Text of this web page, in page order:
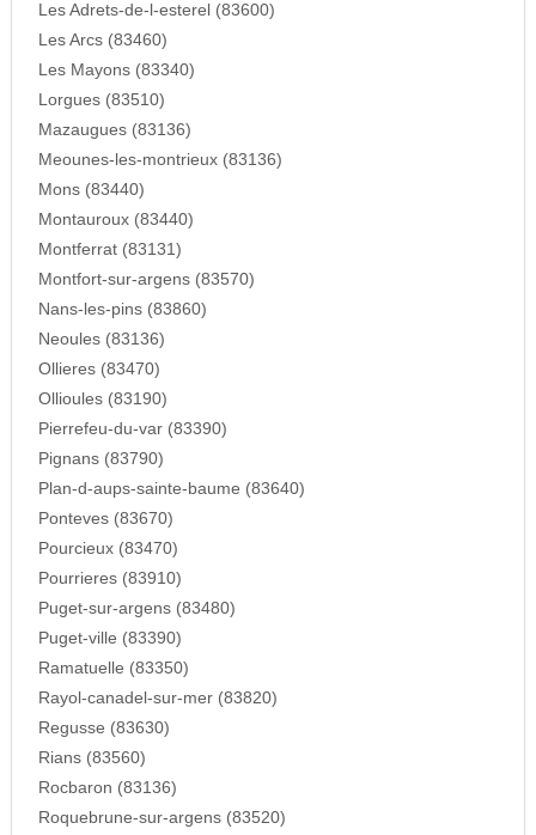
Les Adrets-de-l-esterel (83600)
Les Arcs (83460)
Les Mayons (83340)
Lorgues (83510)
Mazaugues (83136)
Meounes-les-montrieux (83136)
Mons (83440)
Montauroux (83440)
Montferrat (83131)
Montfort-sur-argens (83570)
Nans-les-pins (83860)
Neoules (83136)
Ollieres (83470)
Ollioules (83190)
Pierrefeu-du-var (83390)
Pignans (83790)
Plan-d-aups-sainte-baume (83640)
Ponteves (83670)
Pourcieux (83470)
Pourrieres (83910)
Puget-sur-argens (83480)
Puget-ville (83390)
Ramatuelle (83350)
Rayol-canadel-sur-mer (83820)
Regusse (83630)
Rians (83560)
Rocbaron (83136)
Roquebrune-sur-argens (83520)